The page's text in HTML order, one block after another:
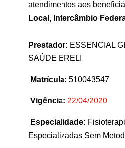
atendimentos aos
Local, Intercâmbio
Prestador: ESSENCIAL
SAÚDE ERELI
Matrícula: 510043547
Vigência: 22/04/2020
Especialidade:
Especializadas Sem